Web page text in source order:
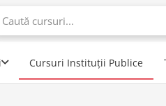
When
Cursuri Instituții Publice